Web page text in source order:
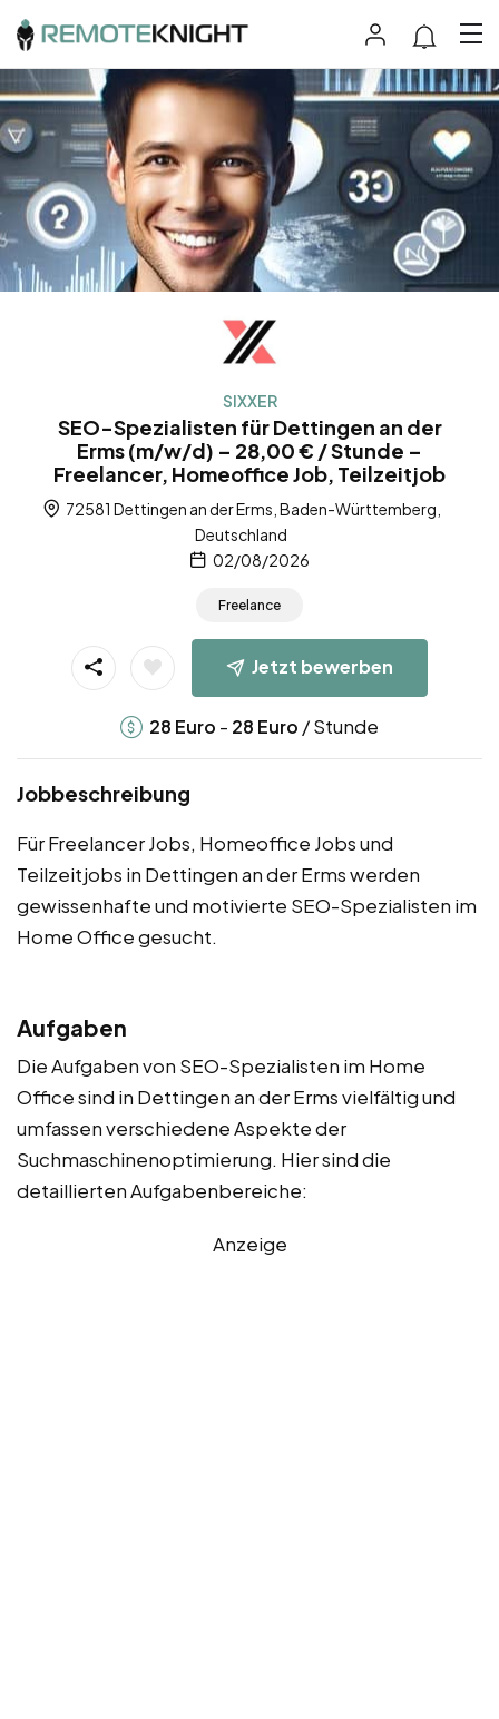
SIXXER
SEO-Spezialisten für Dettingen an der
Erms (m/w/d) – 28,00 € / Stunde –
Freelancer, Homeoffice Job, Teilzeitjob
72581 Dettingen an der Erms, Baden-Württemberg,
Deutschland
02/08/2026
Freelance
Jetzt bewerben
28 Euro - 28 Euro / Stunde
Jobbeschreibung
Für Freelancer Jobs, Homeoffice Jobs und
Teilzeitjobs in Dettingen an der Erms werden
gewissenhafte und motivierte SEO-Spezialisten im
Home Office gesucht.
Aufgaben
Die Aufgaben von SEO-Spezialisten im Home
Office sind in Dettingen an der Erms vielfältig und
umfassen verschiedene Aspekte der
Suchmaschinenoptimierung. Hier sind die
detaillierten Aufgabenbereiche:
Anzeige